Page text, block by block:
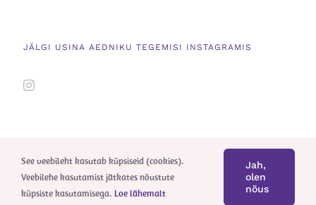
JÄLGI USINA AEDNIKU TEGEMISI INSTAGRAMIS
See veebileht kasutab küpsiseid (cookies).
Veebilehe kasutamist jätkates nõustute
küpsiste kasutamisega. Loe lähemalt
Jah,
olen
nõus